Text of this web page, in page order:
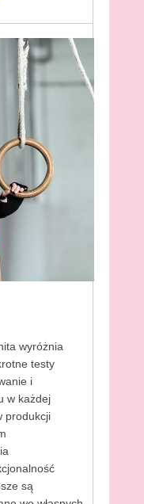
wyróżnia
testy
i
w każdej
produkcji
są